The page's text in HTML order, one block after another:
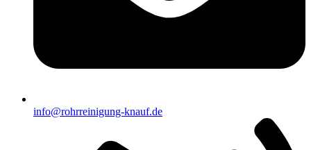
info@rohrreinigung-knauf.de